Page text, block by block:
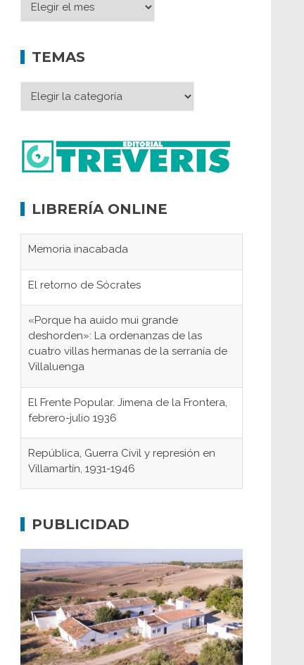
TEMAS
LIBRERÍA ONLINE
Memoria inacabada
El retorno de Sócrates
«Porque ha auido mui grande
deshorden»: La ordenanzas de las
cuatro villas hermanas de la serranía de
Villaluenga
El Frente Popular. Jimena de la Frontera,
febrero-julio 1936
República, Guerra Civil y represión en
Villamartín, 1931-1946
concentración nazis
fundaciones de Bornos
El Frente Popular. Ubrique, febrero-julio
1936
Juntar las letras. La alfabetización en el
PUBLICIDAD